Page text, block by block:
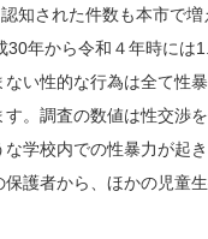
された件数も本市で
年から令和４年時には
い性的な行為は全て性
。調査の数値は性交渉
学校内での性暴力が起
護者から、ほかの児童